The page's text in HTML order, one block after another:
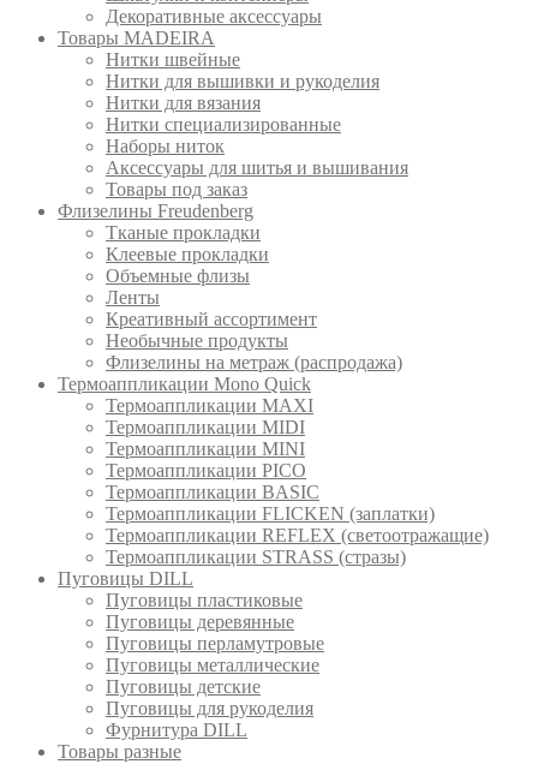
Декоративные аксессуары
Товары MADEIRA
Нитки швейные
Нитки для вышивки и рукоделия
Нитки для вязания
Нитки специализированные
Наборы ниток
Аксессуары для шитья и вышивания
Товары под заказ
Флизелины Freudenberg
Тканые прокладки
Клеевые прокладки
Объемные флизы
Ленты
Креативный ассортимент
Необычные продукты
Флизелины на метраж (распродажа)
Термоаппликации Mono Quick
Термоаппликации MAXI
Термоаппликации MIDI
Термоаппликации MINI
Термоаппликации PICO
Термоаппликации BASIC
Термоаппликации FLICKEN (заплатки)
Термоаппликации REFLEX (светоотражащие)
Термоаппликации STRASS (стразы)
Пуговицы DILL
Пуговицы пластиковые
Пуговицы деревянные
Пуговицы перламутровые
Пуговицы металлические
Пуговицы детские
Пуговицы для рукоделия
Фурнитура DILL
Товары разные